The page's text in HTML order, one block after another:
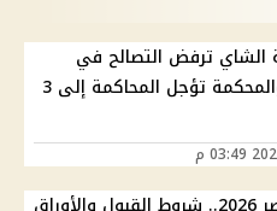
الشاي ترفض التصالح في
قضية الدهس والمحكمة تؤجل المحاكمة إلى 3